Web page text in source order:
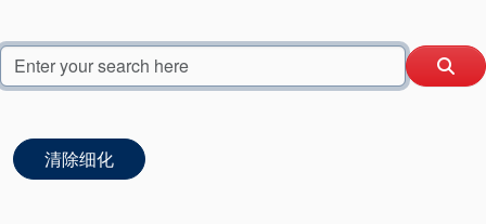
认证和标准
联系我们
清除细化